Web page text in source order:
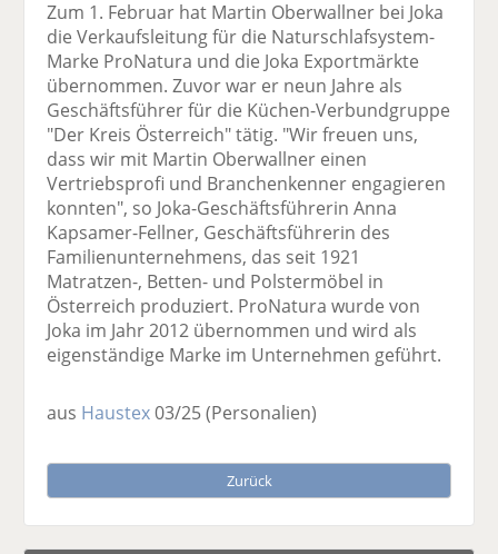
Zum 1. Februar hat Martin Oberwallner bei Joka
die Verkaufsleitung für die Naturschlafsystem-
Marke ProNatura und die Joka Exportmärkte
übernommen. Zuvor war er neun Jahre als
Geschäftsführer für die Küchen-Verbundgruppe
"Der Kreis Österreich" tätig. "Wir freuen uns,
dass wir mit Martin Oberwallner einen
Vertriebsprofi und Branchenkenner engagieren
konnten", so Joka-Geschäftsführerin Anna
Kapsamer-Fellner, Geschäftsführerin des
Familienunternehmens, das seit 1921
Matratzen-, Betten- und Polstermöbel in
Österreich produziert. ProNatura wurde von
Joka im Jahr 2012 übernommen und wird als
eigenständige Marke im Unternehmen geführt.
aus Haustex03/25(Personalien)
Zurück